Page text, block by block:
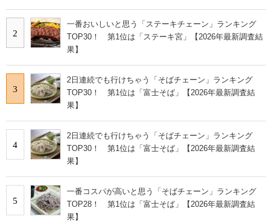
2
一番おいしいと思う「ステーキチェーン」ランキング
TOP30！ 第1位は「ステーキ宮」【2026年最新調査結
果】
3
2日連続でも行けちゃう「そばチェーン」ランキング
TOP30！ 第1位は「富士そば」【2026年最新調査結
果】
4
2日連続でも行けちゃう「そばチェーン」ランキング
TOP30！ 第1位は「富士そば」【2026年最新調査結
果】
5
一番コスパが高いと思う「そばチェーン」ランキング
TOP28！ 第1位は「富士そば」【2026年最新調査結
果】